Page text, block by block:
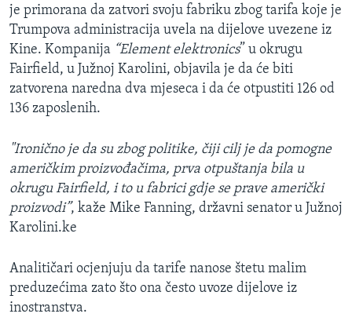
je primorana da zatvori svoju fabriku zbog tarifa koje je
Trumpova administracija uvela na dijelove uvezene iz
Kine. Kompanija “Element elektronics” u okrugu
Fairfield, u Južnoj Karolini, objavila je da će biti
zatvorena naredna dva mjeseca i da će otpustiti 126 od
136 zaposlenih.
"Ironično je da su zbog politike, čiji cilj je da pomogne
američkim proizvođačima, prva otpuštanja bila u
okrugu Fairfield, i to u fabrici gdje se prave američki
proizvodi”, kaže Mike Fanning, državni senator u Južnoj
Karolini.ke
Analitičari ocjenjuju da tarife nanose štetu malim
preduzećima zato što ona često uvoze dijelove iz
inostranstva.